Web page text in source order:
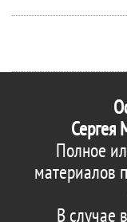
Сергея
Полное
материалов
В случае